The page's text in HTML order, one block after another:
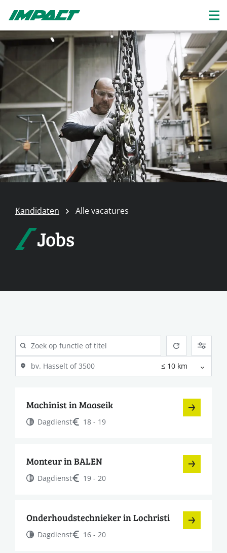
Kandidaten Alle vacatures
Jobs
Machinist in Maaseik
Dagdienst 18 - 19
Monteur in BALEN
Dagdienst 19 - 20
Onderhoudstechnieker in Lochristi
Dagdienst 16 - 20